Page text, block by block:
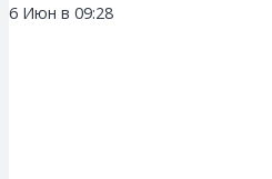
6 Июн в 09:28